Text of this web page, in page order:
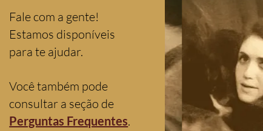
Fale com a gente!
Estamos disponíveis
para te ajudar.
Você também pode
consultar a seção de
Perguntas Frequentes.